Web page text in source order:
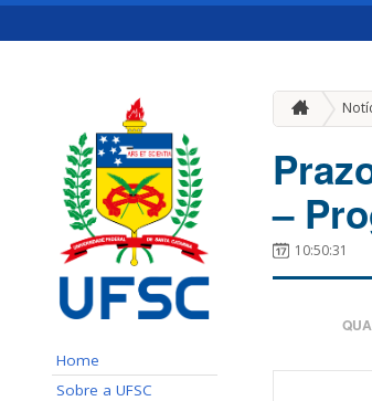
Home
Sobre a UFSC
–
10:50:31